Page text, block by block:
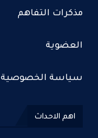
مذكرات التفاهم
العضوية
سياسة الخصوصية
اهم الاحداث